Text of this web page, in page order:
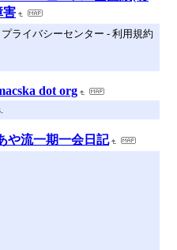
害
ライバシーセンター - 利用規約
dot org
や流一期一会日記